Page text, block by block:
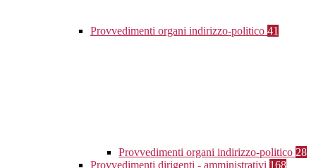
Provvedimenti organi indirizzo-politico 41
Provvedimenti organi indirizzo-politico 28
Provvedimenti dirigenti - amministrativi 168